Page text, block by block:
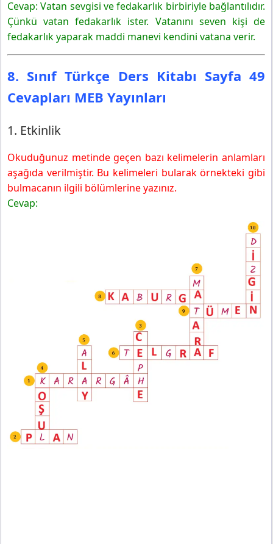
Cevap: Vatan sevgisi ve fedakarlık birbiriyle bağlantılıdır.
Çünkü vatan fedakarlık ister. Vatanını seven kişi de
fedakarlık yaparak maddi manevi kendini vatana verir.
8. Sınıf Türkçe Ders Kitabı Sayfa 49
Cevapları MEB Yayınları
1. Etkinlik
Okuduğunuz metinde geçen bazı kelimelerin anlamları
aşağıda verilmiştir. Bu kelimeleri bularak örnekteki gibi
bulmacanın ilgili bölümlerine yazınız.
Cevap: